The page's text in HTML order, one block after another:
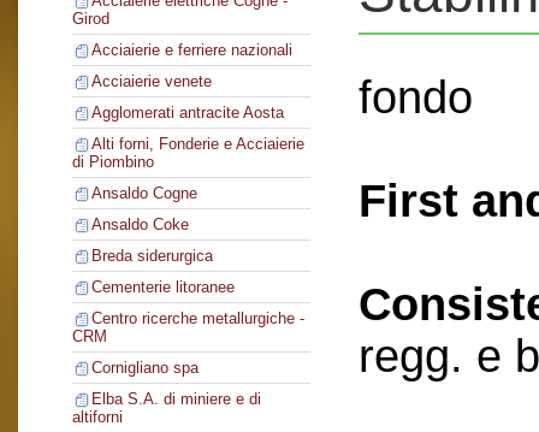
Girod
Acciaierie e ferriere nazionali
Acciaierie venete
Agglomerati antracite Aosta
Alti forni, Fonderie e Acciaierie
di Piombino
Ansaldo Cogne
Ansaldo Coke
Breda siderurgica
Cementerie litoranee
Centro ricerche metallurgiche -
CRM
Cornigliano spa
Elba S.A. di miniere e di
altiforni
fondo
First
regg. e